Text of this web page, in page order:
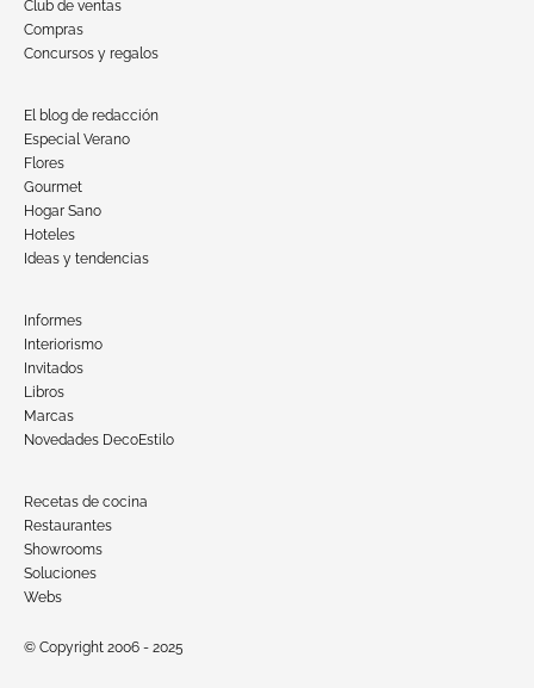
Club de ventas
Compras
Concursos y regalos
El blog de redacción
Especial Verano
Flores
Gourmet
Hogar Sano
Hoteles
Ideas y tendencias
Informes
Interiorismo
Invitados
Libros
Marcas
Novedades DecoEstilo
Recetas de cocina
Restaurantes
Showrooms
Soluciones
Webs
© Copyright 2006 - 2025